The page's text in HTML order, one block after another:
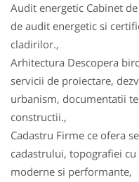
Audit energetic Cabinet
de audit energetic si
cladirilor.,
Arhitectura Descopera
servicii de proiectare,
urbanism, documentatii
constructii.,
Cadastru Firme ce ofera
cadastrului, topografiei
moderne si performante,